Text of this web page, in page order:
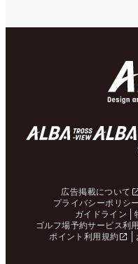
広告掲載について
プライバシーポリシー
ガイドライン
ゴルフ場予約サービス利
ポイント利用規約